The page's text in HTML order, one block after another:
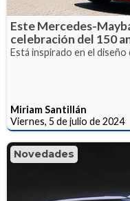
Este Mercedes-
celebración del 150
Está inspirado en el
Miriam Santillán
Viernes, 5 de julio de 2024
Novedades